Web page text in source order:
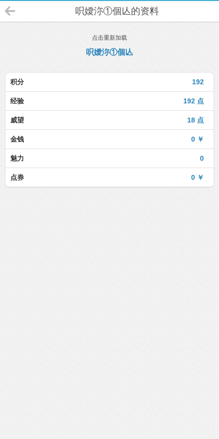
呮嬡沵①個亾的资料
点击重新加载
呮嬡沵①個亾
192
积分
192 点
经验
18 点
威望
0 ￥
金钱
0
魅力
0 ￥
点券